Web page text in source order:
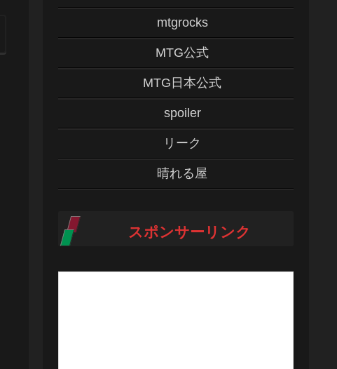
mtgrocks
MTG公式
MTG日本公式
spoiler
リーク
晴れる屋
スポンサーリンク